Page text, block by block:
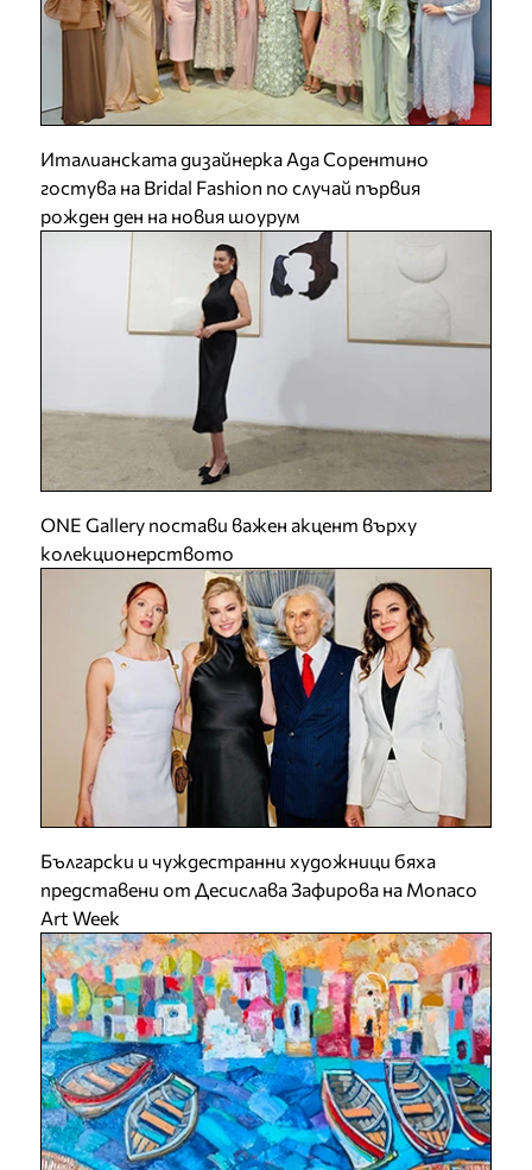
Италианската дизайнерка Ада Сорентино
гостува на Bridal Fashion по случай първия
рожден ден на новия шоурум
ONE Gallery постави важен акцент върху
колекционерството
Български и чуждестранни художници бяха
представени от Десислава Зафирова на Monaco
Art Week